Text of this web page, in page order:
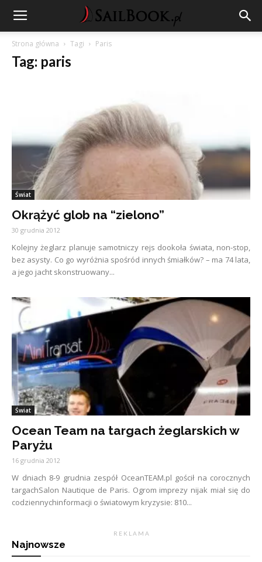
Strona główna Tagi Paris
Tag: paris
Świat
Okrążyć glob na “zielono”
30 grudnia 2012
Kolejny żeglarz planuje samotniczy rejs dookoła świata, non-stop,
bez asysty. Co go wyróżnia spośród innych śmiałków? – ma 74 lata,
a jego jacht skonstruowany...
Świat
Ocean Team na targach żeglarskich w
Paryżu
16 grudnia 2012
W dniach 8-9 grudnia zespół OceanTEAM.pl gościł na corocznych
targachSalon Nautique de Paris. Ogrom imprezy nijak miał się do
codziennychinformacji o światowym kryzysie: 810...
R E K L A M A
Najnowsze